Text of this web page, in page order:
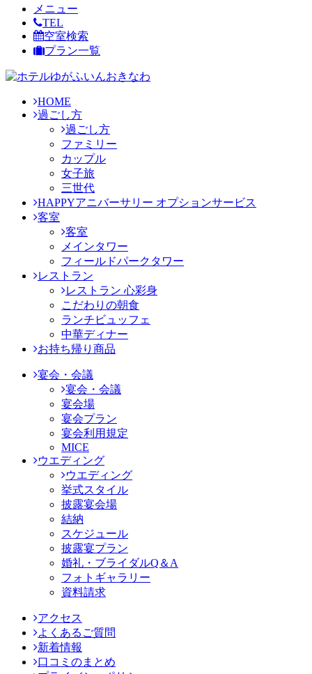
メニュー
TEL
空室検索
プラン一覧
HOME
過ごし方
過ごし方
ファミリー
カップル
女子旅
三世代
HAPPYアニバーサリー オプションサービス
客室
客室
メインタワー
フィールドパークタワー
レストラン
レストラン 心彩身
こだわりの朝食
ランチビュッフェ
中華ディナー
お持ち帰り商品
宴会・会議
宴会・会議
宴会場
宴会プラン
宴会利用規定
MICE
ウエディング
ウエディング
挙式スタイル
披露宴会場
結納
スケジュール
披露宴プラン
婚礼・ブライダルQ＆A
フォトギャラリー
資料請求
アクセス
よくあるご質問
新着情報
口コミのまとめ